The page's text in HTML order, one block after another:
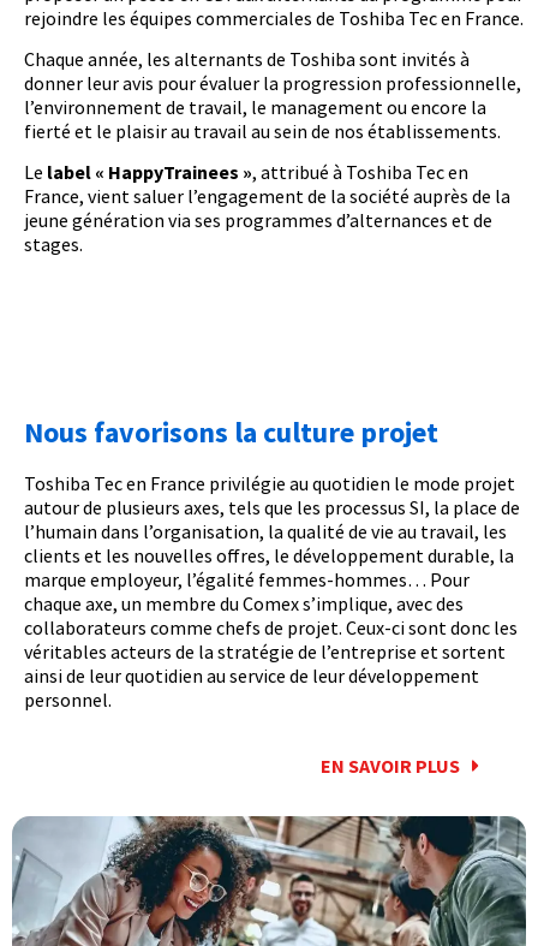
rejoindre les équipes commerciales de Toshiba Tec en France.
Chaque année, les alternants de Toshiba sont invités à
donner leur avis pour évaluer la progression professionnelle,
l’environnement de travail, le management ou encore la
fierté et le plaisir au travail au sein de nos établissements.
Le label « HappyTrainees », attribué à Toshiba Tec en
France, vient saluer l’engagement de la société auprès de la
jeune génération via ses programmes d’alternances et de
stages.
Nous favorisons la culture projet​
Toshiba Tec en France privilégie au quotidien le mode projet
autour de plusieurs axes, tels que les processus SI, la place de
l’humain dans l’organisation, la qualité de vie au travail, les
clients et les nouvelles offres, le développement durable, la
marque employeur, l’égalité femmes-hommes… Pour
chaque axe, un membre du Comex s’implique, avec des
collaborateurs comme chefs de projet. Ceux-ci sont donc les
véritables acteurs de la stratégie de l’entreprise et sortent
ainsi de leur quotidien au service de leur développement
personnel.
EN SAVOIR PLUS